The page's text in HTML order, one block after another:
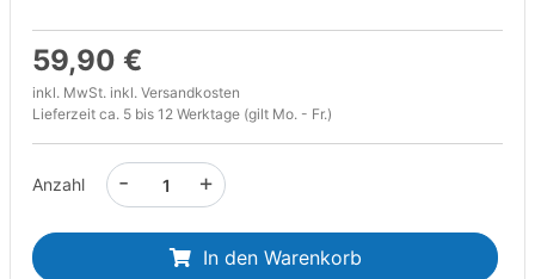
59,90 €
inkl. MwSt. inkl. Versandkosten
Lieferzeit ca. 5 bis 12 Werktage (gilt Mo. - Fr.)
Anzahl +
-
In den Warenkorb